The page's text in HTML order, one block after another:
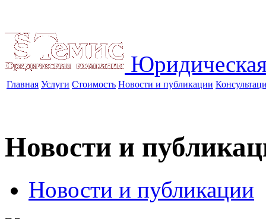
Главная Услуги Стоимость Новости и публикации
Новости и
Новости и публикации